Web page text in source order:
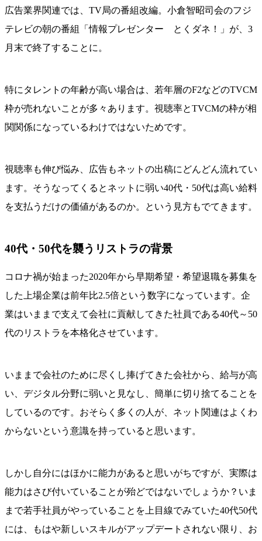
広告業界関連では、TV局の番組改編。小倉智昭司会のフジ
テレビの朝の番組「情報プレゼンター とくダネ！」が、3
月末で終了することに。
特にタレントの年齢が高い場合は、若年層のF2などのTVCM
枠が売れないことが多々あります。視聴率とTVCMの枠が相
関関係になっているわけではないためです。
視聴率も伸び悩み、広告もネットの出稿にどんどん流れてい
ます。そうなってくるとネットに弱い40代・50代は高い給料
を支払うだけの価値があるのか。という見方もでてきます。
40代・50代を襲うリストラの背景
コロナ禍が始まった2020年から早期希望・希望退職を募集を
した上場企業は前年比2.5倍という数字になっています。企
業はいままで支えて会社に貢献してきた社員である40代～50
代のリストラを本格化させています。
いままで会社のために尽くし捧げてきた会社から、給与が高
い、デジタル分野に弱いと見なし、簡単に切り捨てることを
しているのです。おそらく多くの人が、ネット関連はよくわ
からないという意識を持っていると思います。
しかし自分にはほかに能力があると思いがちですが、実際は
能力はさび付いていることが殆どではないでしょうか？いま
まで若手社員がやっていることを上目線でみていた40代50代
には、もはや新しいスキルがアップデートされない限り、お